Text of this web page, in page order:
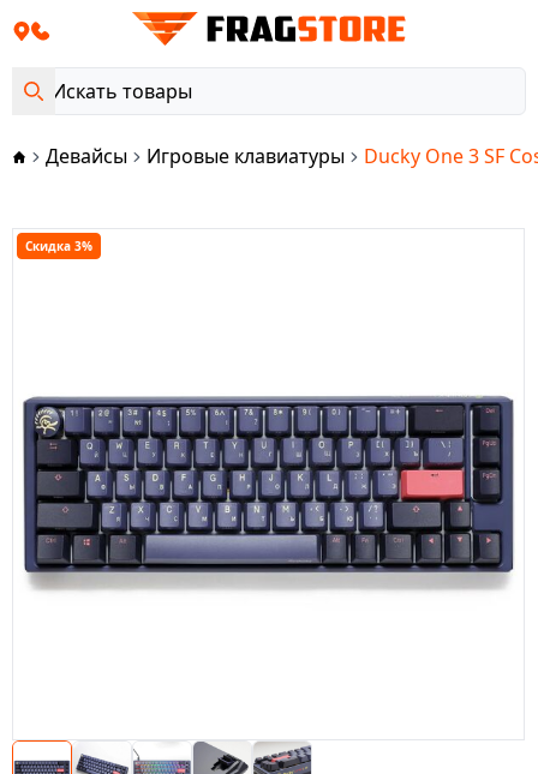
Девайсы Игровые клавиатуры Ducky One 3 SF
Скидка 3%